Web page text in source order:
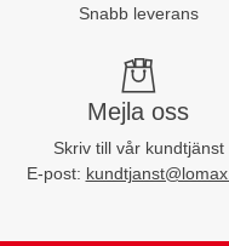
Snabb leverans
Mejla oss
Skriv till vår kundtjänst
E-post: